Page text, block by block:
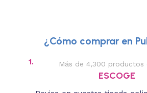
¿Cómo comprar en
1. Más de 4,300 productos
ESCOGE